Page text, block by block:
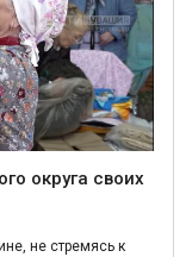
округа своих
не стремясь к